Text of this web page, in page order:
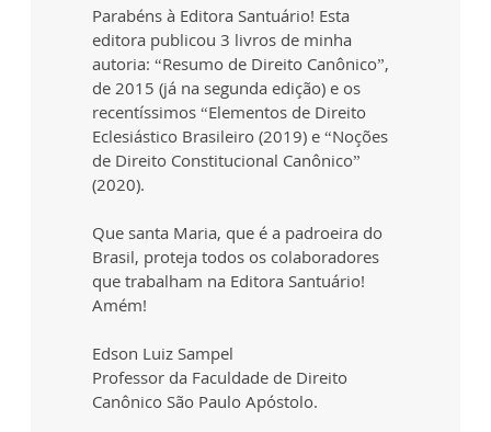
Parabéns à Editora Santuário! Esta
editora publicou 3 livros de minha
autoria: “Resumo de Direito Canônico”,
de 2015 (já na segunda edição) e os
recentíssimos “Elementos de Direito
Eclesiástico Brasileiro (2019) e “Noções
de Direito Constitucional Canônico”
(2020).
Que santa Maria, que é a padroeira do
Brasil, proteja todos os colaboradores
que trabalham na Editora Santuário!
Amém!
Edson Luiz Sampel
Professor da Faculdade de Direito
Canônico São Paulo Apóstolo.